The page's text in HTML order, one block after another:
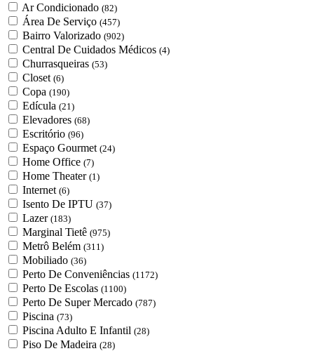
Ar Condicionado (82)
Área De Serviço (457)
Bairro Valorizado (902)
Central De Cuidados Médicos (4)
Churrasqueiras (53)
Closet (6)
Copa (190)
Edícula (21)
Elevadores (68)
Escritório (96)
Espaço Gourmet (24)
Home Office (7)
Home Theater (1)
Internet (6)
Isento De IPTU (37)
Lazer (183)
Marginal Tietê (975)
Metrô Belém (311)
Mobiliado (36)
Perto De Conveniências (1172)
Perto De Escolas (1100)
Perto De Super Mercado (787)
Piscina (73)
Piscina Adulto E Infantil (28)
Piso De Madeira (28)